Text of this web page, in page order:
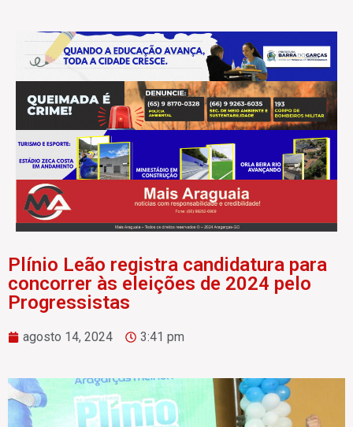
Plínio Leão registra candidatura para
concorrer às eleições de 2024 pelo
Progressistas
agosto 14, 2024 3:41 pm